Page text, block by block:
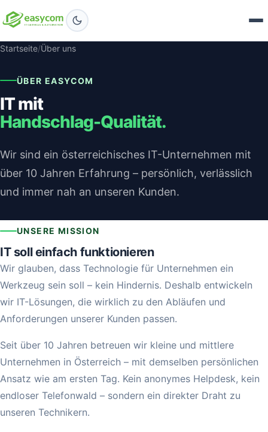
Startseite/Über uns
ÜBER EASYCOM
IT mit
Handschlag-Qualität.
Wir sind ein österreichisches IT-Unternehmen mit
über 10 Jahren Erfahrung – persönlich, verlässlich
und immer nah an unseren Kunden.
UNSERE MISSION
IT soll einfach funktionieren
Wir glauben, dass Technologie für Unternehmen ein
Werkzeug sein soll – kein Hindernis. Deshalb entwickeln
wir IT-Lösungen, die wirklich zu den Abläufen und
Anforderungen unserer Kunden passen.
Seit über 10 Jahren betreuen wir kleine und mittlere
Unternehmen in Österreich – mit demselben persönlichen
Ansatz wie am ersten Tag. Kein anonymes Helpdesk, kein
endloser Telefonwald – sondern ein direkter Draht zu
unseren Technikern.